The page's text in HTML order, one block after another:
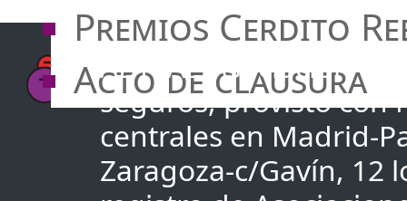
Premios Cerdito
Acto de clausura
ADICAE Asociación
seguros, provisto con
centrales en Madrid-
Zaragoza-c/Gavín, 12